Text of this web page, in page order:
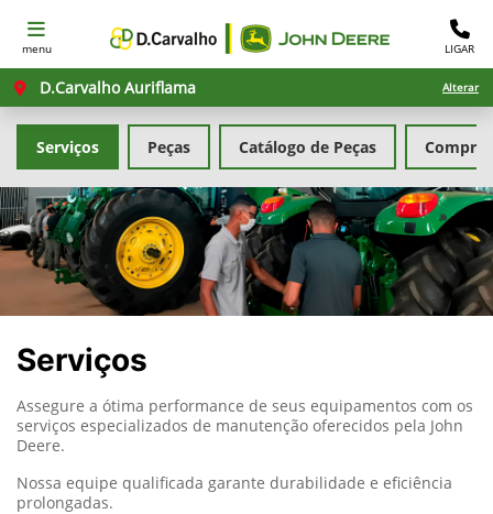
menu LIGAR
D.Carvalho Auriflama Alterar
Peças Catálogo de Peças
Serviços
Serviços
Assegure a ótima performance de seus equipamentos com os
serviços especializados de manutenção oferecidos pela John
Deere.
Nossa equipe qualificada garante durabilidade e eficiência
prolongadas.